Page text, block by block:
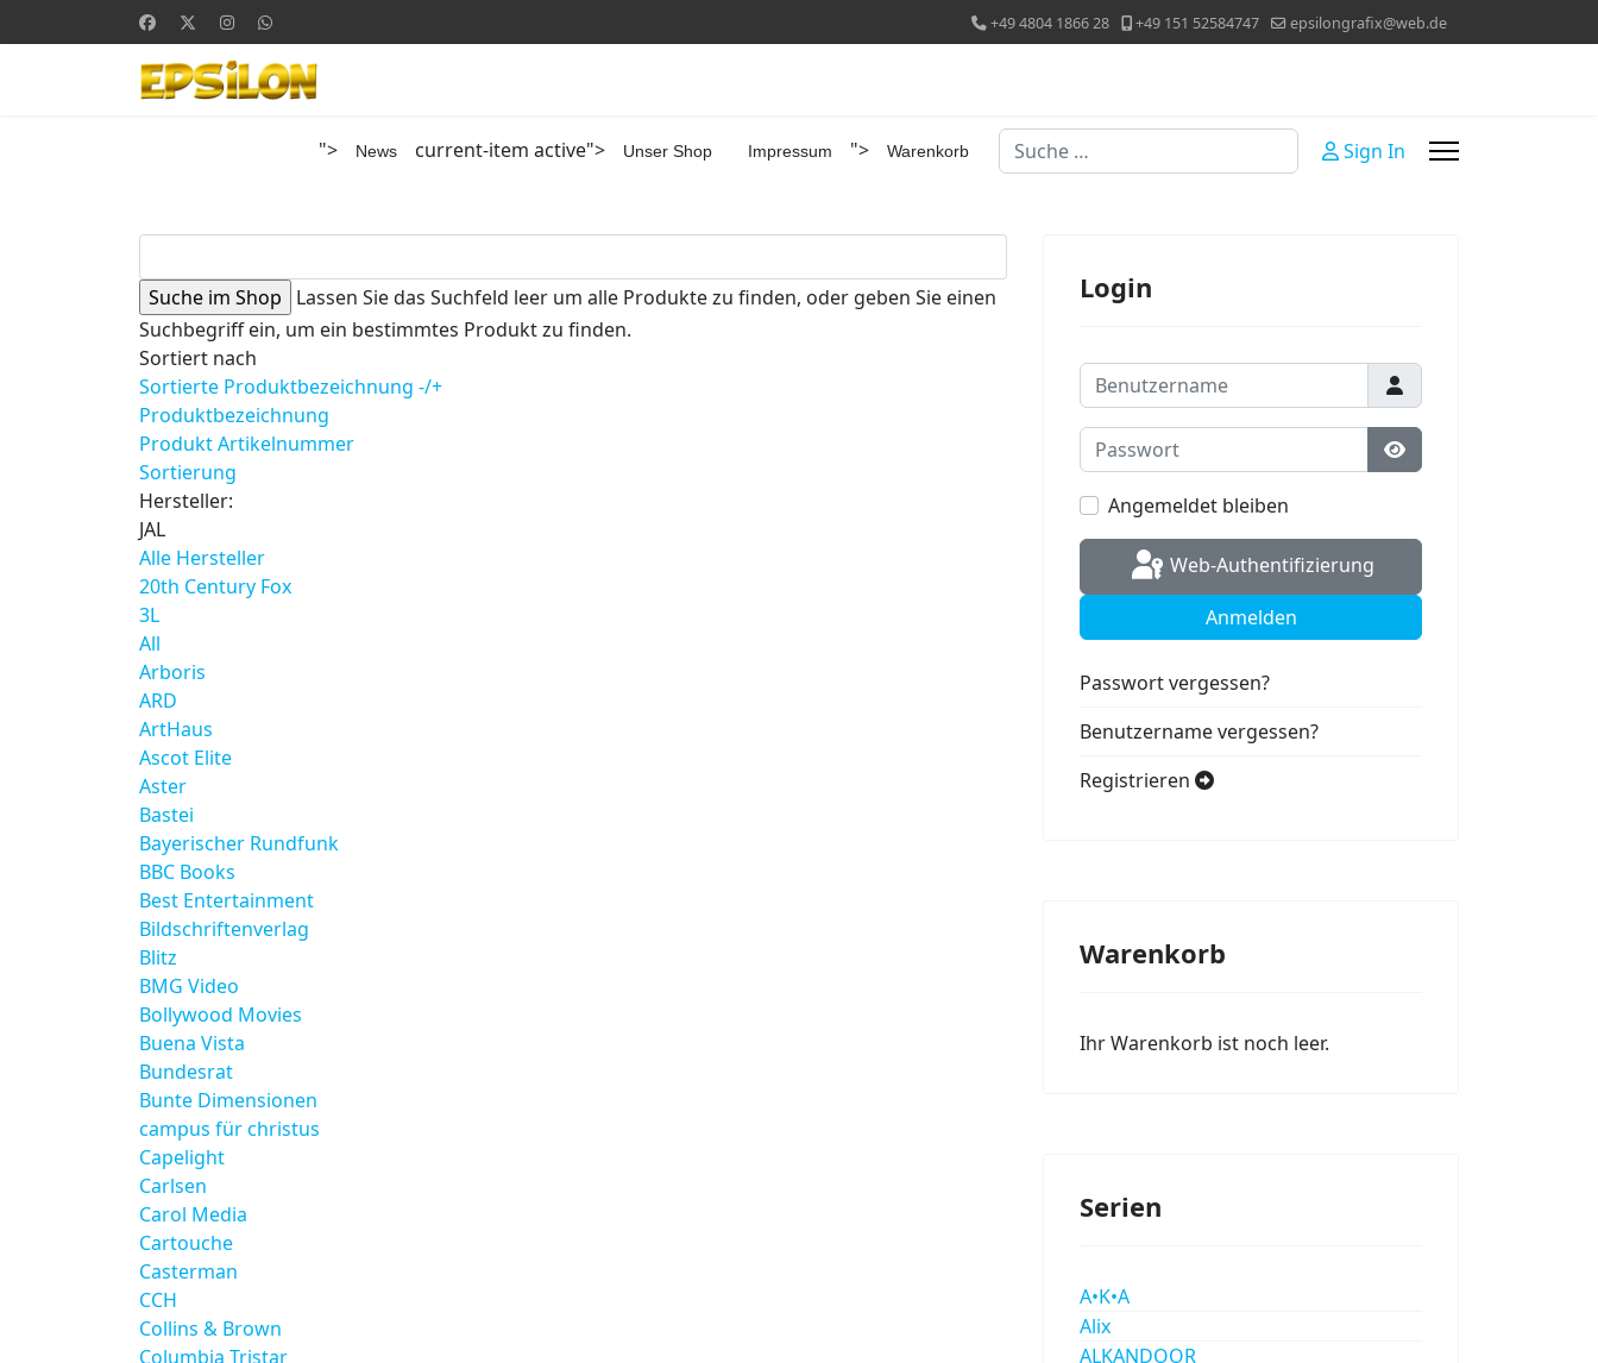
+49 4804 1866 28 +49 151 52584747 epsilongrafix@web.de
"> News current-item active"> Unser Shop Impressum "> Warenkorb Suchen Sign In
Lassen Sie das Suchfeld leer um alle Produkte zu finden, oder geben Sie einen
Suchbegriff ein, um ein bestimmtes Produkt zu finden.
Sortiert nach
Sortierte Produktbezeichnung -/+
Produktbezeichnung
Produkt Artikelnummer
Sortierung
Hersteller:
JAL
Alle Hersteller
20th Century Fox
3L
All
Arboris
ARD
ArtHaus
Ascot Elite
Aster
Bastei
Bayerischer Rundfunk
BBC Books
Best Entertainment
Bildschriftenverlag
Blitz
BMG Video
Bollywood Movies
Buena Vista
Bundesrat
Bunte Dimensionen
campus für christus
Capelight
Carlsen
Carol Media
Cartouche
Casterman
CCH
Collins & Brown
Columbia Tristar
Login
Benutzername
Passwort
Passwort anzeigen
Angemeldet bleiben
Web-Authentifizierung
Anmelden
Passwort vergessen?
Benutzername vergessen?
Registrieren
Warenkorb
Ihr Warenkorb ist noch leer.
Serien
A•K•A
Alix
ALKANDOOR